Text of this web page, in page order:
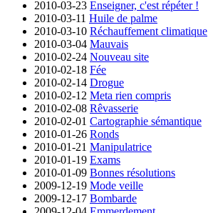
2010-03-23 Enseigner, c'est répéter !
2010-03-11 Huile de palme
2010-03-10 Réchauffement climatique
2010-03-04 Mauvais
2010-02-24 Nouveau site
2010-02-18 Fée
2010-02-14 Drogue
2010-02-12 Meta rien compris
2010-02-08 Rêvasserie
2010-02-01 Cartographie sémantique
2010-01-26 Ronds
2010-01-21 Manipulatrice
2010-01-19 Exams
2010-01-09 Bonnes résolutions
2009-12-19 Mode veille
2009-12-17 Bombarde